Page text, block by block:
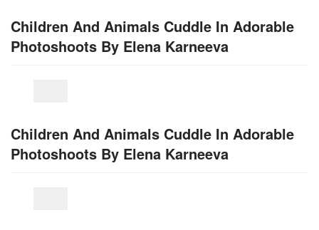
Children And Animals Cuddle In Adorable
Photoshoots By Elena Karneeva
Children And Animals Cuddle In Adorable
Photoshoots By Elena Karneeva